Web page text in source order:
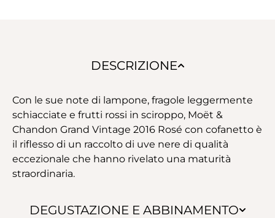
DESCRIZIONE
DEGUSTAZIONE E ABBINAMENTO
Con le sue note di lampone, fragole leggermente
schiacciate e frutti rossi in sciroppo, Moët &
Chandon Grand Vintage 2016 Rosé con cofanetto è
il riflesso di un raccolto di uve nere di qualità
eccezionale che hanno rivelato una maturità
straordinaria.